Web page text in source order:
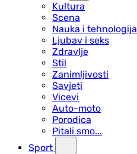
Kultura
Scena
Nauka i tehnologija
Ljubav i seks
Zdravlje
Stil
Zanimljivosti
Savjeti
Vicevi
Auto-moto
Porodica
Pitali smo...
Sport